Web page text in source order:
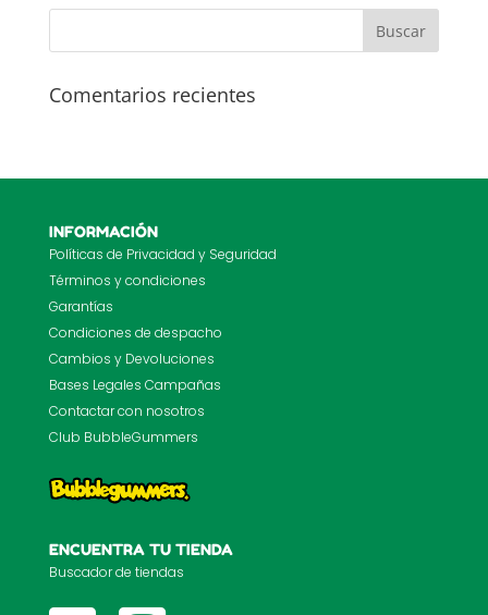
Comentarios recientes
INFORMACIÓN
Políticas de Privacidad y Seguridad
Términos y condiciones
Garantías
Condiciones de despacho
Cambios y Devoluciones
Bases Legales Campañas
Contactar con nosotros
Club BubbleGummers
ENCUENTRA TU TIENDA
Buscador de tiendas